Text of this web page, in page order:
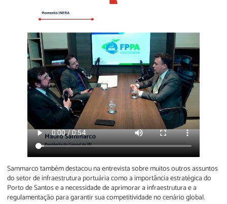
Sammarco também destacou na entrevista sobre muitos outros assuntos
do setor de infraestrutura portuária como a importância estratégica do
Porto de Santos e a necessidade de aprimorar a infraestrutura e a
regulamentação para garantir sua competitividade no cenário global.